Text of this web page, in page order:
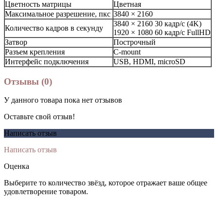
Цветность матрицы
Цветная
Максимальное разрешение, пкс 3840 × 2160
Количество кадров в секунду
3840 × 2160 30 кадр/с (4K)
1920 × 1080 60 кадр/с FullHD
Затвор
Построчный
Разъем крепления
C-mount
Интерфейс подключения
USB, HDMI, microSD
Отзывы (0)
У данного товара пока нет отзывов
Оставьте свой отзыв!
Написать отзыв
Написать отзыв
Оценка
Выберите то количество звёзд, которое отражает ваше общее
удовлетворение товаром.